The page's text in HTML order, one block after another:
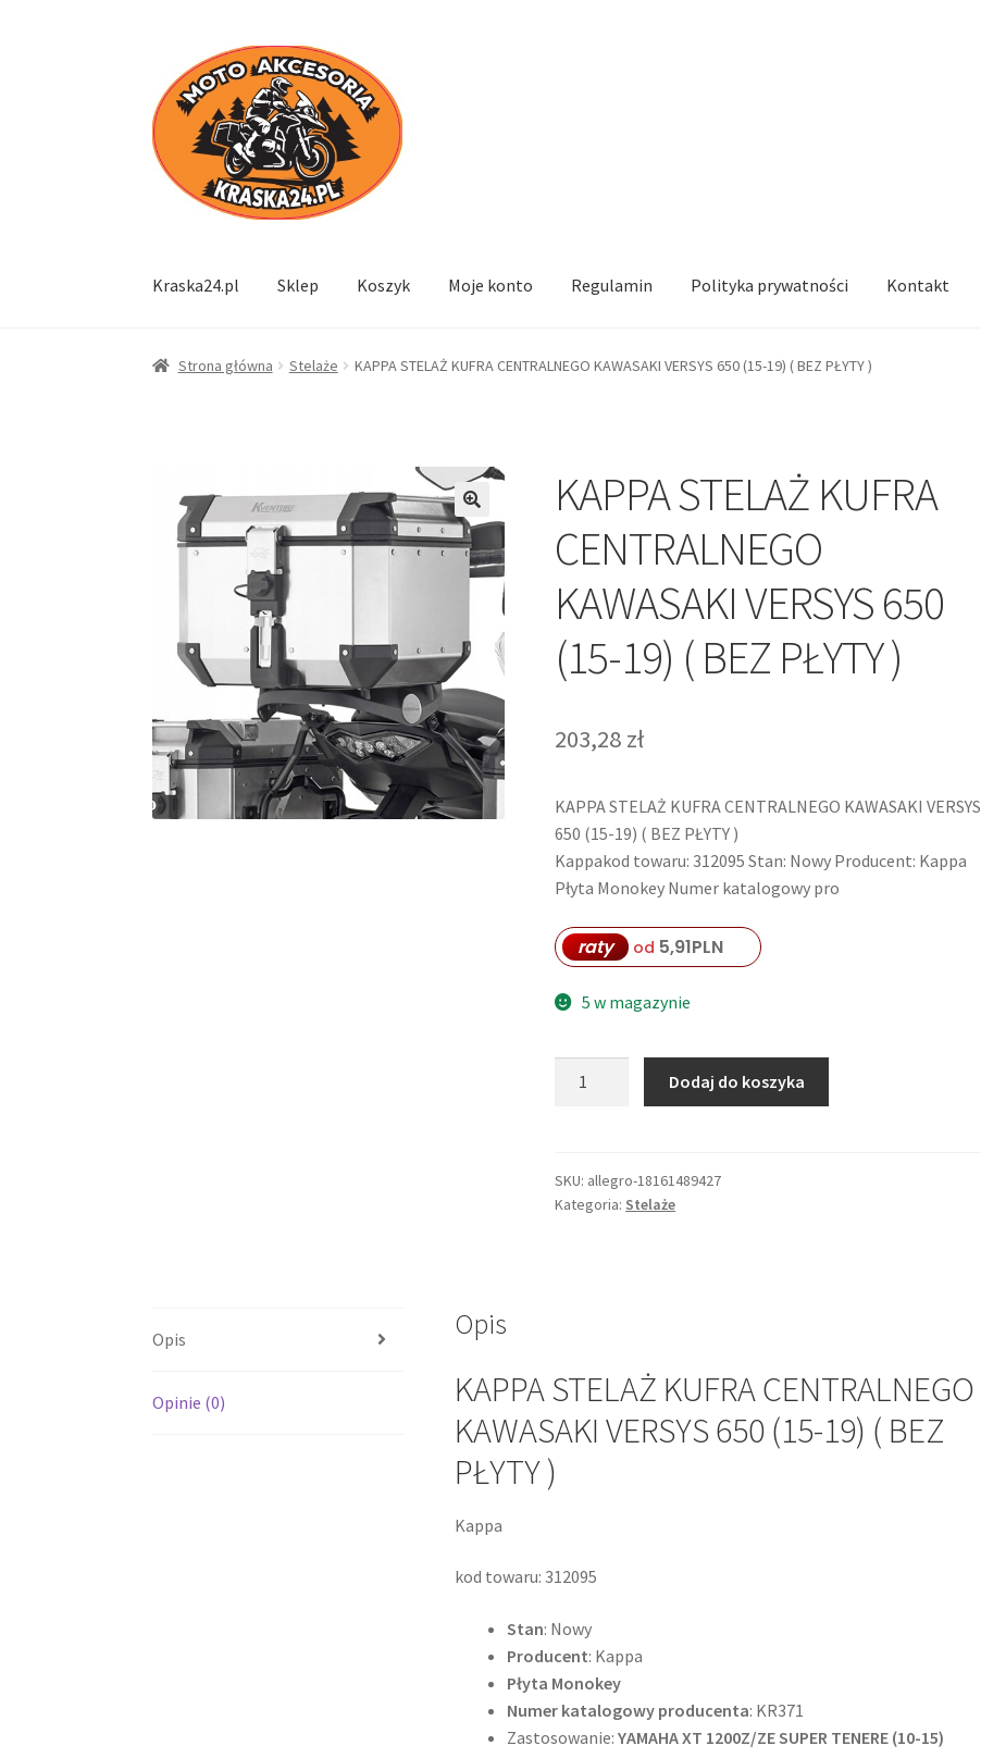
Przejdź
do
nawigacji
Przejdź
do
treści
Kraska24.pl Sklep Koszyk Moje konto Regulamin Polityka prywatności Kontakt
Strona główna Stelaże KAPPA STELAŻ KUFRA CENTRALNEGO KAWASAKI VERSYS 650 (15-19) ( BEZ PŁYTY )
KAPPA STELAŻ KUFRA
CENTRALNEGO
KAWASAKI VERSYS 650
(15-19) ( BEZ PŁYTY )
203,28 zł
KAPPA STELAŻ KUFRA CENTRALNEGO KAWASAKI VERSYS
650 (15-19) ( BEZ PŁYTY )
Kappakod towaru: 312095 Stan: Nowy Producent: Kappa
Płyta Monokey Numer katalogowy pro
raty od 5,91PLN
5 w magazynie
CENTRALNEGO
KAWASAKI
PŁYTY
)
Dodaj do koszyka
SKU: allegro-18161489427
Kategoria: Stelaże
Opis
Opinie (0)
Opis
KAPPA STELAŻ KUFRA CENTRALNEGO
KAWASAKI VERSYS 650 (15-19) ( BEZ
PŁYTY )
Kappa
kod towaru: 312095
Stan: Nowy
Producent: Kappa
Płyta Monokey
Numer katalogowy producenta: KR371
Zastosowanie: YAMAHA XT 1200Z/ZE SUPER TENERE (10-15)